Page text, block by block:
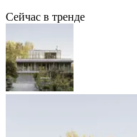
Сейчас в тренде